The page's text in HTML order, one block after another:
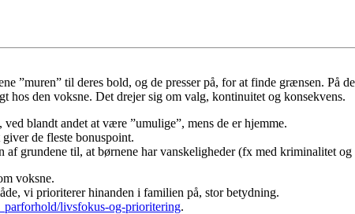
”muren” til deres bold, og de presser på, for at finde grænsen. På
hos den voksne. Det drejer sig om valg, kontinuitet og konsekvens.
blandt andet at være ”umulige”, mens de er hjemme.
de fleste bonuspoint.
grundene til, at børnene har vanskeligheder (fx med kriminalitet og
voksne.
vi prioriterer hinanden i familien på, stor betydning.
livsfokus-og-prioritering.